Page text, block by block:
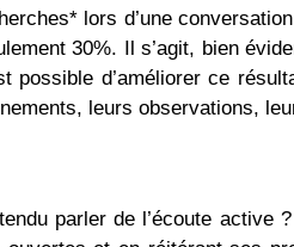
lors d’une
30%. Il s’agit, bien
possible d’améliorer ce
leurs observations,
parler de l’écoute active